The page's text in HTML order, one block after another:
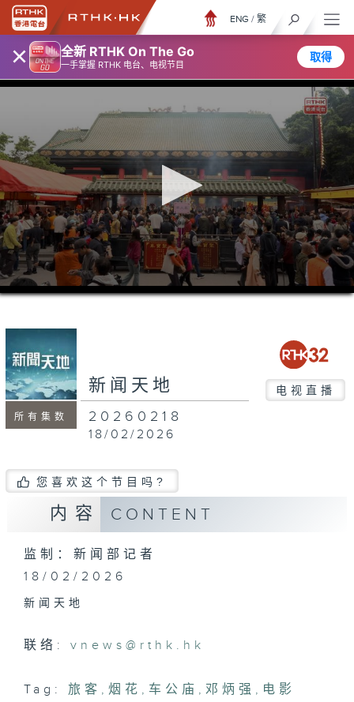
× 全新 RTHK On The Go
一手掌握 RTHK 电台、电视节目
取得
ENG / 繁
0
seconds
minutes,
seconds
所有集数
新闻天地 电视直播
20260218
18/02/2026
您喜欢这个节目吗?
内容 CONTENT
监制：新闻部记者
18/02/2026
新闻天地
联络:vnews@rthk.hk
Tag: 旅客 ,烟花 , 车公庙 ,邓炳强 , 电影